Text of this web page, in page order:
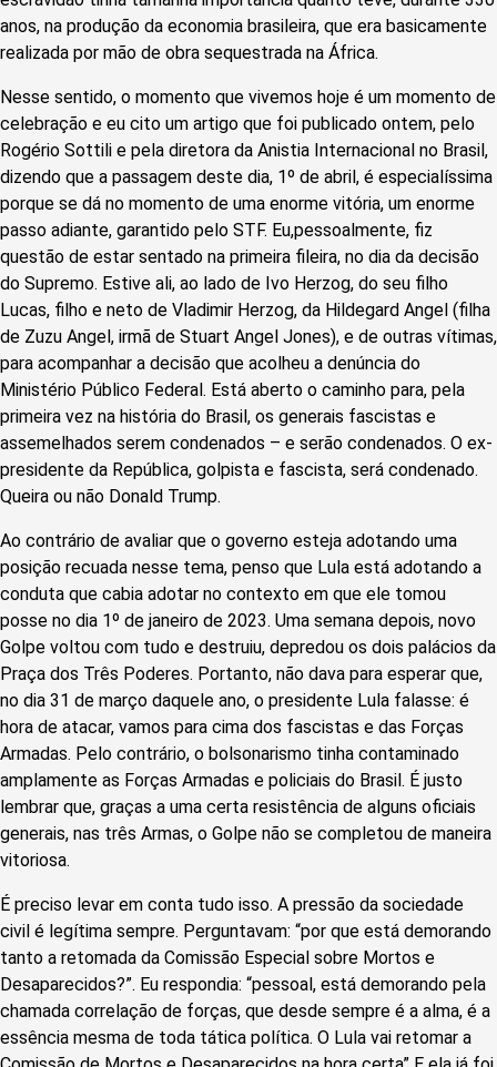
anos, na produção da economia brasileira, que era basicamente
realizada por mão de obra sequestrada na África.
Nesse sentido, o momento que vivemos hoje é um momento de
celebração e eu cito um artigo que foi publicado ontem, pelo
Rogério Sottili e pela diretora da Anistia Internacional no Brasil,
dizendo que a passagem deste dia, 1º de abril, é especialíssima
porque se dá no momento de uma enorme vitória, um enorme
passo adiante, garantido pelo STF. Eu,pessoalmente, fiz
questão de estar sentado na primeira fileira, no dia da decisão
do Supremo. Estive ali, ao lado de Ivo Herzog, do seu filho
Lucas, filho e neto de Vladimir Herzog, da Hildegard Angel (filha
de Zuzu Angel, irmã de Stuart Angel Jones), e de outras vítimas,
para acompanhar a decisão que acolheu a denúncia do
Ministério Público Federal. Está aberto o caminho para, pela
primeira vez na história do Brasil, os generais fascistas e
assemelhados serem condenados – e serão condenados. O ex-
presidente da República, golpista e fascista, será condenado.
Queira ou não Donald Trump.
Ao contrário de avaliar que o governo esteja adotando uma
posição recuada nesse tema, penso que Lula está adotando a
conduta que cabia adotar no contexto em que ele tomou
posse no dia 1º de janeiro de 2023. Uma semana depois, novo
Golpe voltou com tudo e destruiu, depredou os dois palácios da
Praça dos Três Poderes. Portanto, não dava para esperar que,
no dia 31 de março daquele ano, o presidente Lula falasse: é
hora de atacar, vamos para cima dos fascistas e das Forças
Armadas. Pelo contrário, o bolsonarismo tinha contaminado
amplamente as Forças Armadas e policiais do Brasil. É justo
lembrar que, graças a uma certa resistência de alguns oficiais
generais, nas três Armas, o Golpe não se completou de maneira
vitoriosa.
É preciso levar em conta tudo isso. A pressão da sociedade
civil é legítima sempre. Perguntavam: “por que está demorando
tanto a retomada da Comissão Especial sobre Mortos e
Desaparecidos?”. Eu respondia: “pessoal, está demorando pela
chamada correlação de forças, que desde sempre é a alma, é a
essência mesma de toda tática política. O Lula vai retomar a